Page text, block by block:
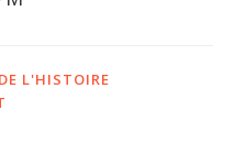
L'HISTOIRE